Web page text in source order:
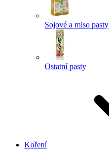
Sojové a miso pasty
Ostatní pasty
Koření